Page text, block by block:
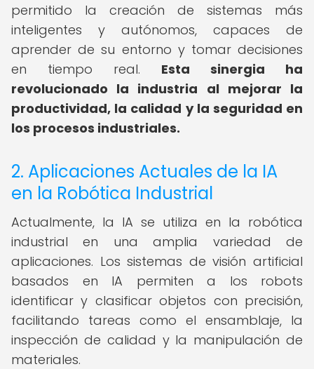
permitido la creación de sistemas más
inteligentes y autónomos, capaces de
aprender de su entorno y tomar decisiones
en tiempo real. Esta sinergia ha
revolucionado la industria al mejorar la
productividad, la calidad y la seguridad en
los procesos industriales.
2. Aplicaciones Actuales de la IA
en la Robótica Industrial
Actualmente, la IA se utiliza en la robótica
industrial en una amplia variedad de
aplicaciones. Los sistemas de visión artificial
basados en IA permiten a los robots
identificar y clasificar objetos con precisión,
facilitando tareas como el ensamblaje, la
inspección de calidad y la manipulación de
materiales.